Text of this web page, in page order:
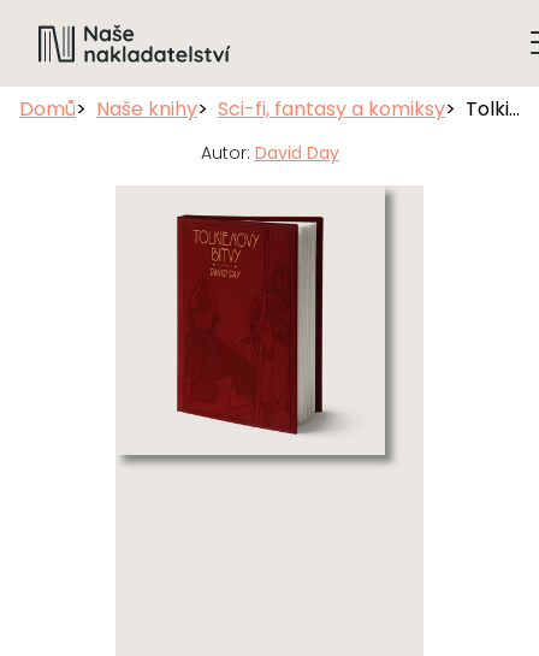
Domů Naše knihy Sci-fi, fantasy a komiksy Tolkienovy bitvy
Autor: David Day